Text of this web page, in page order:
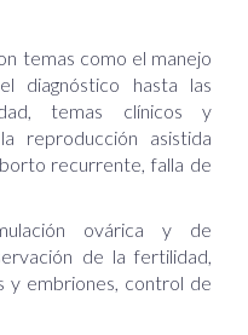
temas como el manejo
diagnóstico hasta las
temas clínicos y
reproducción asistida
recurrente, falla de
ovárica y de
de la fertilidad,
y embriones, control de